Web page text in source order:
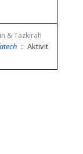
& Tazkirah
:: Aktivit